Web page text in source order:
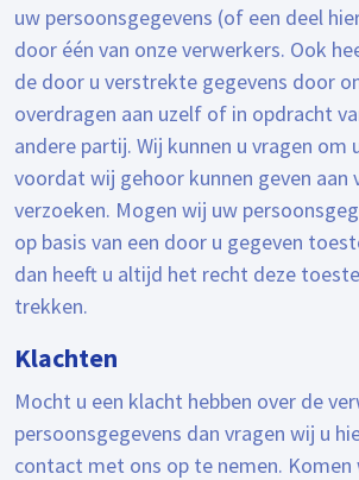
uw persoonsgegevens (of een deel
door één van onze verwerkers. Ook
de door u verstrekte gegevens door
overdragen aan uzelf of in opdracht
andere partij. Wij kunnen u vragen om
voordat wij gehoor kunnen geven aan
verzoeken. Mogen wij uw
op basis van een door u gegeven
dan heeft u altijd het recht deze
trekken.
Klachten
Mocht u een klacht hebben over de
persoonsgegevens dan vragen wij u
contact met ons op te nemen. Komen